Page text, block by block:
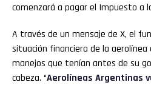
comenzará a pagar el Impuesto a
A través de un mensaje de X, el
situación financiera de la
manejos que tenían antes de su
cabeza. “Aerolíneas Argentinas